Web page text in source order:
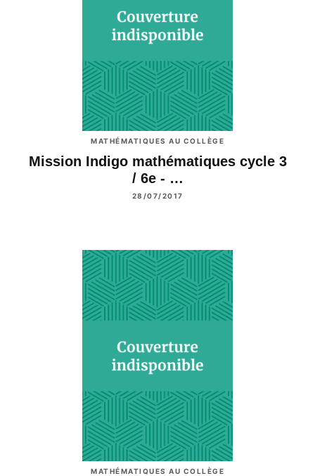
MATHÉMATIQUES AU COLLÈGE
Mission Indigo mathématiques cycle 3
/ 6e - …
28/07/2017
MATHÉMATIQUES AU COLLÈGE